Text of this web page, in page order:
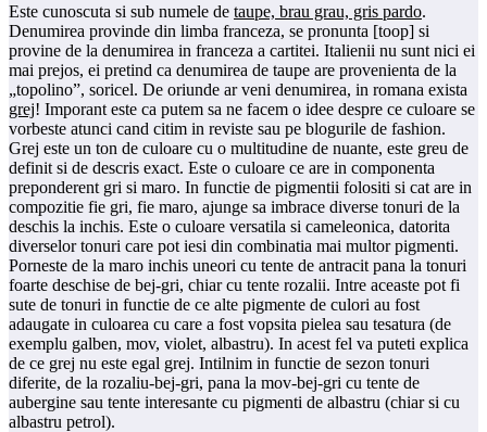
Este cunoscuta si sub numele de taupe, brau grau, gris pardo.
Denumirea provinde din limba franceza, se pronunta [toop] si
provine de la denumirea in franceza a cartitei. Italienii nu sunt nici ei
mai prejos, ei pretind ca denumirea de taupe are provenienta de la
„topolino”, soricel. De oriunde ar veni denumirea, in romana exista
grej! Imporant este ca putem sa ne facem o idee despre ce culoare se
vorbeste atunci cand citim in reviste sau pe blogurile de fashion.
Grej este un ton de culoare cu o multitudine de nuante, este greu de
definit si de descris exact. Este o culoare ce are in componenta
preponderent gri si maro. In functie de pigmentii folositi si cat are in
compozitie fie gri, fie maro, ajunge sa imbrace diverse tonuri de la
deschis la inchis. Este o culoare versatila si cameleonica, datorita
diverselor tonuri care pot iesi din combinatia mai multor pigmenti.
Porneste de la maro inchis uneori cu tente de antracit pana la tonuri
foarte deschise de bej-gri, chiar cu tente rozalii. Intre aceaste pot fi
sute de tonuri in functie de ce alte pigmente de culori au fost
adaugate in culoarea cu care a fost vopsita pielea sau tesatura (de
exemplu galben, mov, violet, albastru). In acest fel va puteti explica
de ce grej nu este egal grej. Intilnim in functie de sezon tonuri
diferite, de la rozaliu-bej-gri, pana la mov-bej-gri cu tente de
aubergine sau tente interesante cu pigmenti de albastru (chiar si cu
albastru petrol).